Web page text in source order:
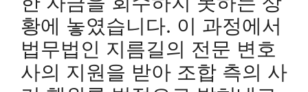
황에 놓였습니다. 이 과정에서
법무법인 지름길의 전문 변호
사의 지원을 받아 조합 측의 사